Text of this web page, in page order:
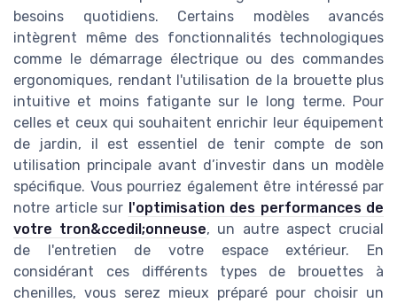
besoins quotidiens. Certains modèles avancés
intègrent même des fonctionnalités technologiques
comme le démarrage électrique ou des commandes
ergonomiques, rendant l'utilisation de la brouette plus
intuitive et moins fatigante sur le long terme. Pour
celles et ceux qui souhaitent enrichir leur équipement
de jardin, il est essentiel de tenir compte de son
utilisation principale avant d’investir dans un modèle
spécifique. Vous pourriez également être intéressé par
notre article sur l'optimisation des performances de
votre tron&ccedil;onneuse, un autre aspect crucial
de l'entretien de votre espace extérieur. En
considérant ces différents types de brouettes à
chenilles, vous serez mieux préparé pour choisir un